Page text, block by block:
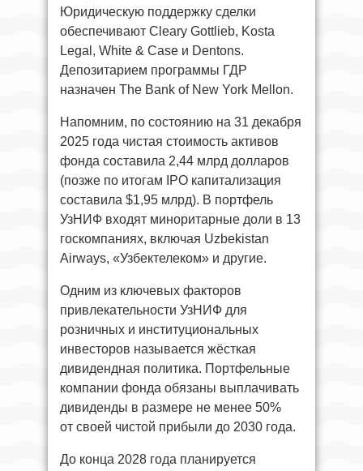
Юридическую поддержку сделки
обеспечивают Cleary Gottlieb, Kosta
Legal, White & Case и Dentons.
Депозитарием программы ГДР
назначен The Bank of New York Mellon.
Напомним, по состоянию на 31 декабря
2025 года чистая стоимость активов
фонда составила 2,44 млрд долларов
(позже по итогам IPO капитализация
составила $1,95 млрд). В портфель
УзНИФ входят миноритарные доли в 13
госкомпаниях, включая Uzbekistan
Airways, «Узбектелеком» и другие.
Одним из ключевых факторов
привлекательности УзНИФ для
розничных и институциональных
инвесторов называется жёсткая
дивидендная политика. Портфельные
компании фонда обязаны выплачивать
дивиденды в размере не менее 50%
от своей чистой прибыли до 2030 года.
До конца 2028 года планируется